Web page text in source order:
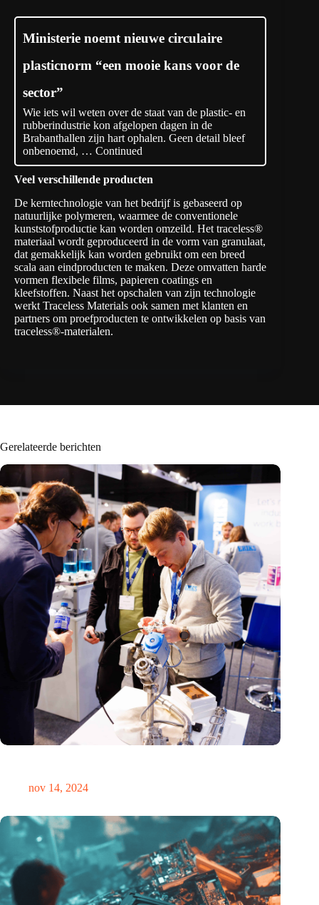
Ministerie noemt nieuwe circulaire
plasticnorm “een mooie kans voor de
sector”
Wie iets wil weten over de staat van de plastic- en
rubberindustrie kon afgelopen dagen in de
Brabanthallen zijn hart ophalen. Geen detail bleef
onbenoemd, … Continued
Veel verschillende producten
De kerntechnologie van het bedrijf is gebaseerd op
natuurlijke polymeren, waarmee de conventionele
kunststofproductie kan worden omzeild. Het traceless®
materiaal wordt geproduceerd in de vorm van granulaat,
dat gemakkelijk kan worden gebruikt om een breed
scala aan eindproducten te maken. Deze omvatten harde
vormen flexibele films, papieren coatings en
kleefstoffen. Naast het opschalen van zijn technologie
werkt Traceless Materials ook samen met klanten en
partners om proefproducten te ontwikkelen op basis van
traceless®-materialen.
Gerelateerde berichten
nov 14, 2024